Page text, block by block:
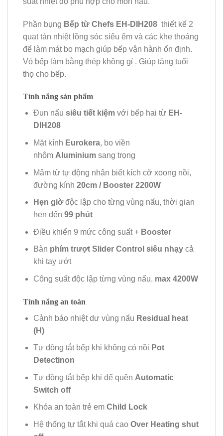
Phần bụng Bếp từ Chefs EH-DIH208 thiết kế 2
quạt tản nhiệt lồng sóc siêu êm và các khe thoáng
để làm mát bo mạch giúp bếp vận hành ổn định.
Vỏ bếp làm bằng thép không gỉ . Giúp tăng tuổi
thọ cho bếp.
Tính năng sản phẩm
Đun nấu siêu tiết kiệmvới bếp hai từ EH-
DIH208
Mặt kính Eurokera, bo viền
nhôm Aluminiumsang trọng
Mâm từ tự động nhận biết kích cỡ xoong nồi,
đường kính 20cm / Booster 2200W
Hẹn giờđộc lập cho từng vùng nấu, thời gian
hẹn đến 99 phút
Điều khiển 9 mức công suất + Booster
Bàn phím trượt Slider Control siêu nhạycả
khi tay ướt
Công suất độc lập từng vùng nấu, max 4200W
Tính năng an toàn
Cảnh báo nhiệt dư vùng nấu Residual heat
(H)
Tự động tắt bếp khi không có nồi Pot
Detectinon
Tự động tắt bếp khi để quên Automatic
Switch off
Khóa an toàn trẻ em Child Lock
Hệ thống tự tắt khi quá cao Over Heating shut